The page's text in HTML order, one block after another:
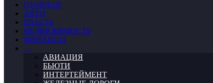
ГЛАВНАЯ
АВТО
ВЛАСТЬ
НЕДВИЖИМОСТЬ
ФИНАНСЫ
…
АВИАЦИЯ
БЬЮТИ
ИНТЕРТЕЙМЕНТ